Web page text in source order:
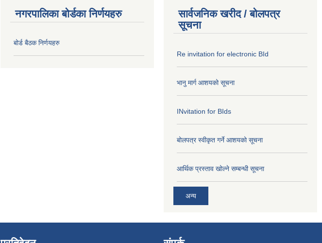
नगरपालिका बोर्डका निर्णयहरु
बोर्ड बैठक निर्णयहरु
सार्वजनिक खरीद / बोलपत्र
सूचना
Re invitation for electronic BId
भानु मार्ग आशयको सूचना
INvitation for BIds
बोलपत्र स्वीकृत गर्ने आशयको सूचना
आर्थिक प्रस्ताव खोल्ने सम्बन्धी सूचना
अन्य